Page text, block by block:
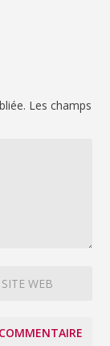
Les champs